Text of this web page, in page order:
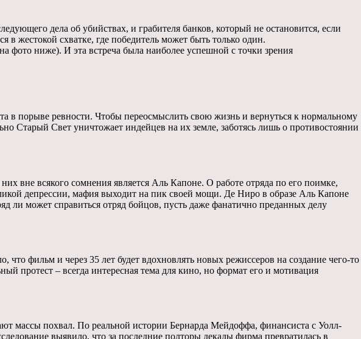
дела об убийствах, и грабителя банков, который не остановится, если
в жестокой схватке, где победитель может быть только один.
фото ниже). И эта встреча была наиболее успешной с точки зрения
в порыве ревности. Чтобы переосмыслить свою жизнь и вернуться к нормальному
Старый Свет уничтожает индейцев на их земле, заботясь лишь о противостоянии
вне всякого сомнения является Аль Капоне. О работе отряда по его поимке,
депрессии, мафия выходит на пик своей мощи. Де Ниро в образе Аль Капоне
ли может справиться отряд бойцов, пусть даже фанатично преданных делу
фильм и через 35 лет будет вдохновлять новых режиссеров на создание чего-то
протест – всегда интересная тема для кино, но формат его и мотивация
массы похвал. По реальной истории Бернарда Мейдоффа, финансиста с Уолл-
выявило, что за последние полторы декады фирма превратилась в